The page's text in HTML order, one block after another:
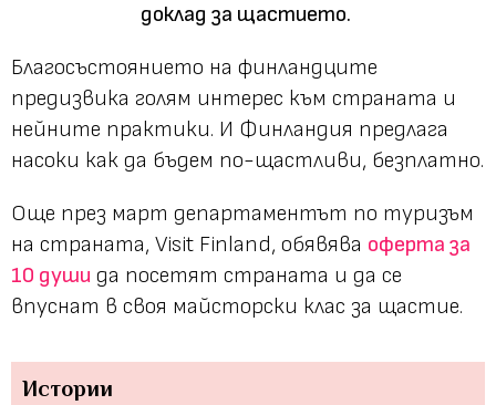
доклад за щастието.
Благосъстоянието на финландците
предизвика голям интерес към страната и
нейните практики. И Финландия предлага
насоки как да бъдем по-щастливи, безплатно.
Още през март департаментът по туризъм
на страната, Visit Finland, обявява оферта за
10 души да посетят страната и да се
впуснат в своя майсторски клас за щастие.
Истории